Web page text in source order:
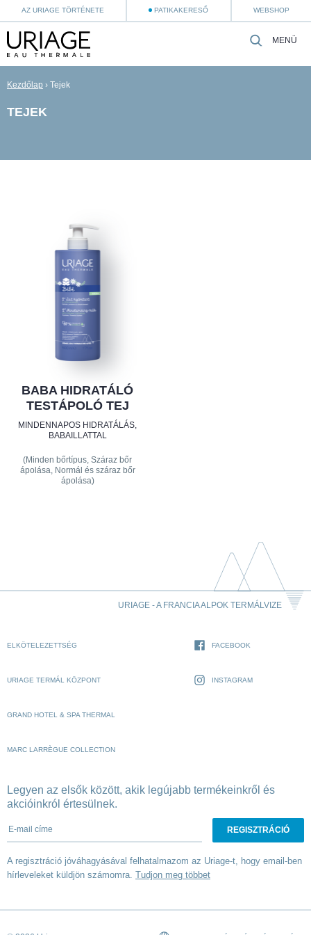
AZ URIAGE TÖRTÉNETE PATIKAKERESŐ WEBSHOP
MENÜ
Kezdőlap › Tejek
TEJEK
BABA HIDRATÁLÓ
TESTÁPOLÓ TEJ
MINDENNAPOS HIDRATÁLÁS,
BABAILLATTAL
(Minden bőrtípus, Száraz bőr
ápolása, Normál és száraz bőr
ápolása)
URIAGE - A FRANCIA ALPOK TERMÁLVIZE
ELKÖTELEZETTSÉG
URIAGE TERMÁL KÖZPONT
GRAND HOTEL & SPA THERMAL
MARC LARRÈGUE COLLECTION
FACEBOOK
INSTAGRAM
Legyen az elsők között, akik legújabb termékeinkről és
akcióinkról értesülnek.
E-mail címe
A regisztráció jóváhagyásával felhatalmazom az Uriage-t, hogy email-ben
hírleveleket küldjön számomra. Tudjon meg többet